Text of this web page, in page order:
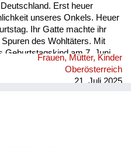
Erst heuer
unseres Onkels. Heuer
Ihr Gatte machte ihr
des Wohltäters. Mit
Geburtstagskind am 7. Juni
Pühret 4143
Frauen, Mütter, Kinder
Oberösterreich
21. Juli 2025